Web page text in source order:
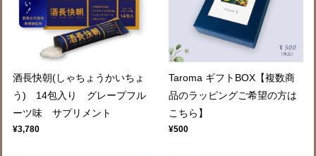
酒長快朝(しゃちょうかいちょ
う) 14包入り グレープフル
ーツ味 サプリメント
¥3,780
Taroma ギフトBOX【複数商
品のラッピングご希望の方は
こちら】
¥500